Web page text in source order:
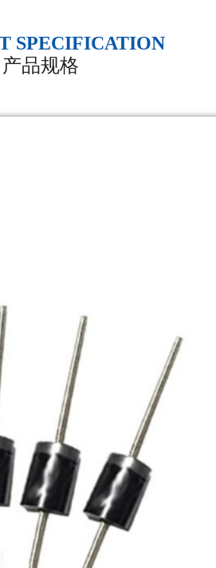
SPECIFICATION
产品规格